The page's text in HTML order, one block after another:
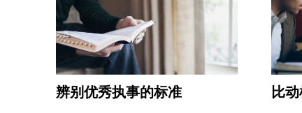
辨别优秀执事的标准 比